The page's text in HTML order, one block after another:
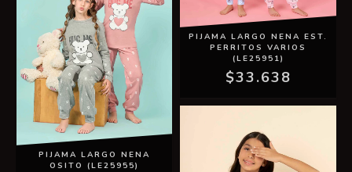
PIJAMA LARGO NENA EST.
PERRITOS VARIOS
(LE25951)
$33.638
PIJAMA LARGO NENA
OSITO (LE25955)